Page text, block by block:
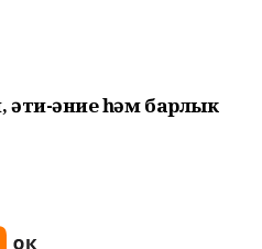
әти-әниең һәм барлык